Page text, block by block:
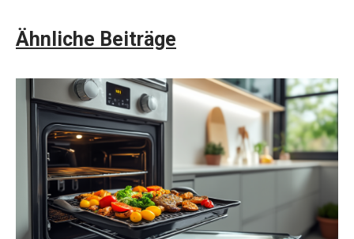
Ähnliche Beiträge